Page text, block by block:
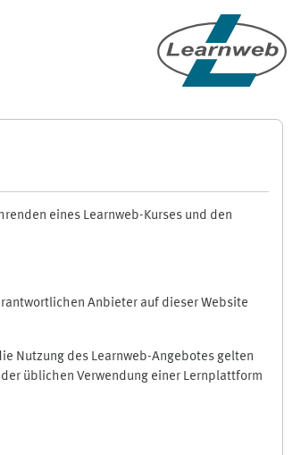
eines Learnweb-Kurses und den
Anbieter auf dieser Website
Nutzung des Learnweb-Angebotes gelten
üblichen Verwendung einer Lernplattform